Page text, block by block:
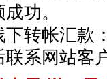
成功。
下转帐汇款
联系网站客